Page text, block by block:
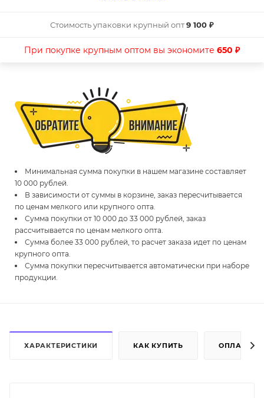
Стоимость упаковки крупный опт9 100 ₽
При покупке крупным оптом вы экономите 650 ₽
Минимальная сумма покупки в нашем магазине составляет
10 000 рублей.
В зависимости от суммы в корзине, заказ пересчитывается
по ценам мелкого или крупного опта.
Сумма покупки от 10 000 до 33 000 рублей, заказ
рассчитывается по ценам мелкого опта.
Сумма более 33 000 рублей, то расчет заказа идет по ценам
крупного опта.
Сумма покупки пересчитывается автоматически при наборе
продукции.
ХАРАКТЕРИСТИКИ КАК КУПИТЬ ОПЛАТА